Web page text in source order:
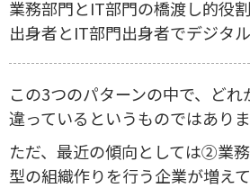
業務部門とIT部門の橋渡し的役
出身者とIT部門出身者でデジタ
この3つのパターンの中で、ど
違っているというものではありま
ただ、最近の傾向としては②業
型の組織作りを行う企業が増えて